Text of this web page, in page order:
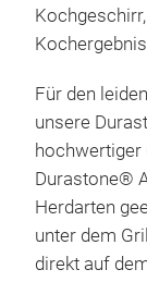
Für den
unsere
hochwertiger
Durastone®
Herdarten
unter dem
direkt auf